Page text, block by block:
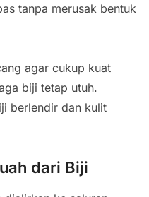
tanpa merusak bentuk
agar cukup kuat
biji tetap utuh.
berlendir dan kulit
dari Biji